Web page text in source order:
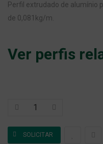
Perfil extrudado de alumínio
de 0,081kg/m.
Ver perfis